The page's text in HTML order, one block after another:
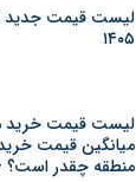
لیست قیمت جدید
۱۴۰۵
میانگین قیمت خرید
منطقه چقدر